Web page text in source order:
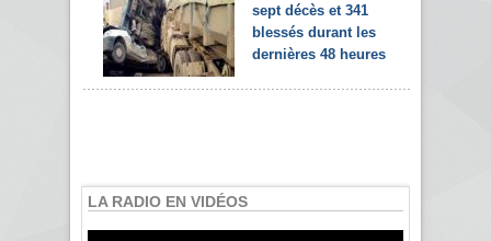
sept décès et 341
blessés durant les
dernières 48 heures
LA RADIO EN VIDÉOS